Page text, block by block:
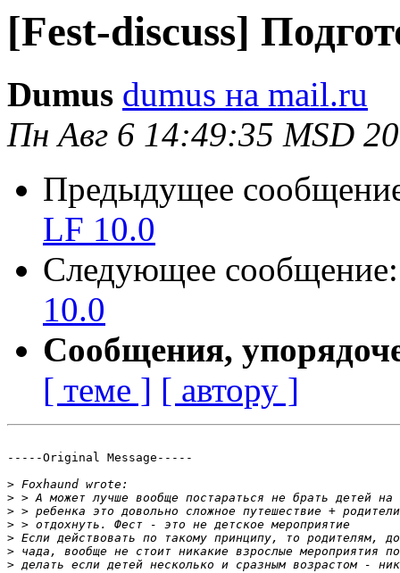
[Fest-discuss]
Dumus dumus на mail.ru
Пн Авг 6 14:49:35 MSD
Предыдущее
LF 10.0
Следующее
10.0
Сообщения,
[ теме ] [ автору ]
-----Original Message-----
>
>
>
>
>
>
>